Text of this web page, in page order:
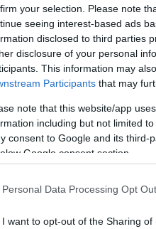
your selection. Please note
seeing interest-based ads
disclosed to third parties
disclosure of your personal
This information may
Participants that may
note that this website/app
including but not limited
consent to Google and its third-
Google consent section.
Personal Data Processing Opt
I want to opt-out of the Sharing of